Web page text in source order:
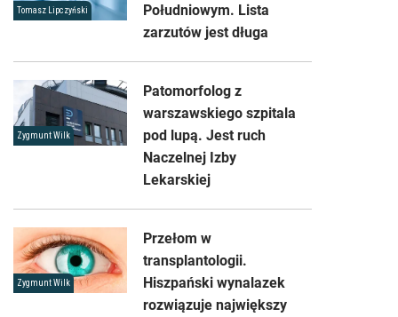
Tomasz Lipczyński
Południowym. Lista
zarzutów jest długa
Zygmunt Wilk
Patomorfolog z
warszawskiego szpitala
pod lupą. Jest ruch
Naczelnej Izby
Lekarskiej
Zygmunt Wilk
Przełom w
transplantologii.
Hiszpański wynalazek
rozwiązuje największy